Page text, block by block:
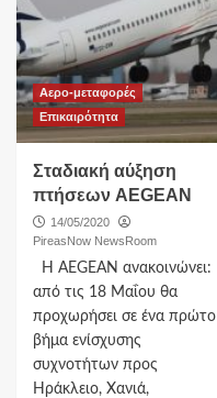
Αερο-μεταφορές
Επικαιρότητα
Σταδιακή αύξηση
πτήσεων AEGEAN
14/05/2020
PireasNow NewsRoom
Η AEGEAN ανακοινώνει:
από τις 18 Μαΐου θα
προχωρήσει σε ένα πρώτο
βήμα ενίσχυσης
συχνοτήτων προς
Ηράκλειο, Χανιά,